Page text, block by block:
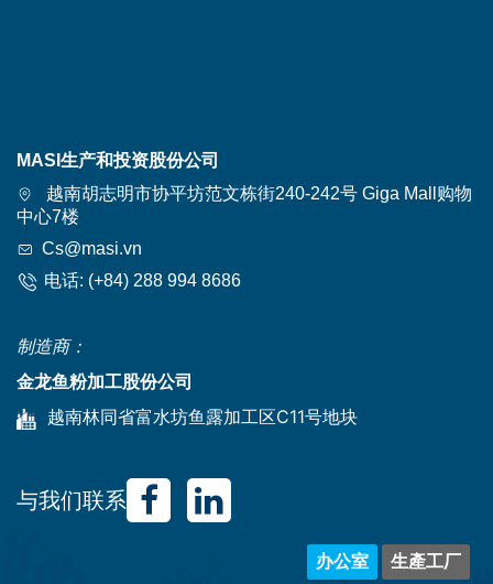
MASI生产和投资股份公司
越南胡志明市协平坊范文栋街240-242号 Giga Mall购物
中心7楼
Cs@masi.vn
电话: (+84) 288 994 8686
制造商：
金龙鱼粉加工股份公司
越南林同省富水坊鱼露加工区C11号地块
与我们联系
办公室 生產工厂